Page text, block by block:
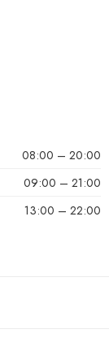
08:00 – 20:00
09:00 – 21:00
13:00 – 22:00